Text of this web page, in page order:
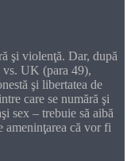
şi violenţă. Dar, după
UK (para 49),
şi libertatea de
care se numără şi
sex – trebuie să aibă
ameninţarea că vor fi